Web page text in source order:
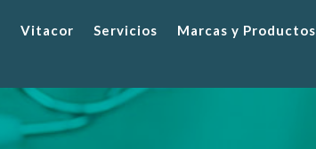
Vitacor Servicios Marcas y Productos